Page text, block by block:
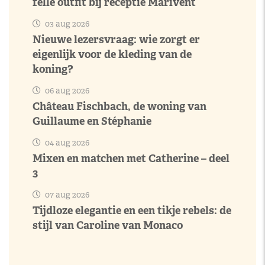
03 aug 2026
Nieuwe lezersvraag: wie zorgt er
eigenlijk voor de kleding van de
koning?
06 aug 2026
Château Fischbach, de woning van
Guillaume en Stéphanie
04 aug 2026
Mixen en matchen met Catherine – deel
3
07 aug 2026
Tijdloze elegantie en een tikje rebels: de
stijl van Caroline van Monaco